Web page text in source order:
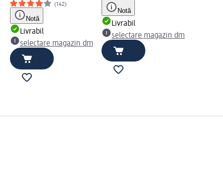
(142)
Notă
Livrabil
selectare magazin dm
Notă
Livrabil
selectare magazin dm